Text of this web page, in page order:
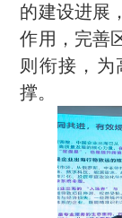
的建设进展
作用，完善
则衔接，为
撑。